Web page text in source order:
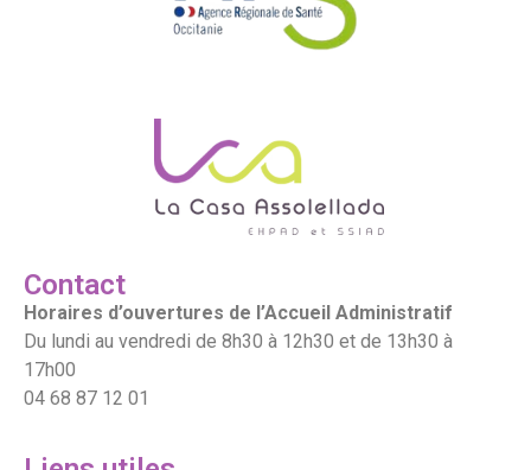
Contact
Horaires d’ouvertures de l’Accueil Administratif
Du lundi au vendredi de 8h30 à 12h30 et de 13h30 à
17h00
04 68 87 12 01